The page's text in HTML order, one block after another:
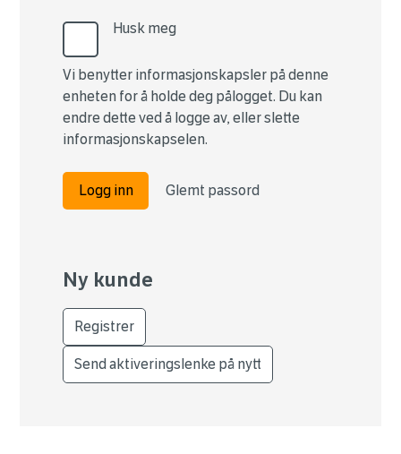
Husk meg
Vi benytter informasjonskapsler på denne
enheten for å holde deg pålogget. Du kan
endre dette ved å logge av, eller slette
informasjonskapselen.
Logg inn Glemt passord
Ny kunde
Registrer
Send aktiveringslenke på nytt